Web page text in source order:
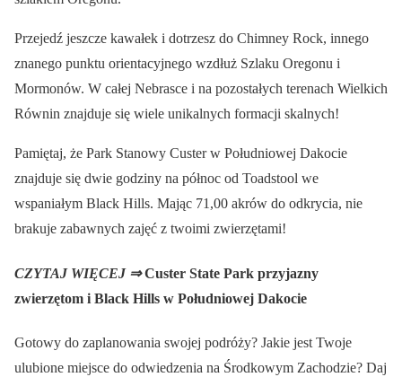
Przejedź jeszcze kawałek i dotrzesz do Chimney Rock, innego
znanego punktu orientacyjnego wzdłuż Szlaku Oregonu i
Mormonów. W całej Nebrasce i na pozostałych terenach Wielkich
Równin znajduje się wiele unikalnych formacji skalnych!
Pamiętaj, że Park Stanowy Custer w Południowej Dakocie
znajduje się dwie godziny na północ od Toadstool we
wspaniałym Black Hills. Mając 71,00 akrów do odkrycia, nie
brakuje zabawnych zajęć z twoimi zwierzętami!
CZYTAJ WIĘCEJ ⇒Custer State Park przyjazny
zwierzętom i Black Hills w Południowej Dakocie
Gotowy do zaplanowania swojej podróży? Jakie jest Twoje
ulubione miejsce do odwiedzenia na Środkowym Zachodzie? Daj